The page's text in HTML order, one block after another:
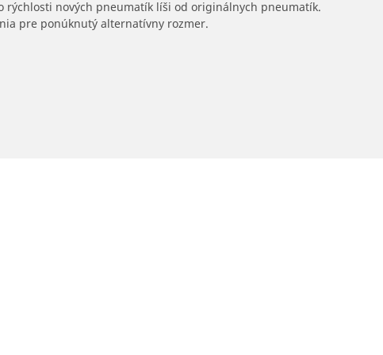
rýchlosti nových pneumatík líši od originálnych pneumatík.
pre ponúknutý alternatívny rozmer.